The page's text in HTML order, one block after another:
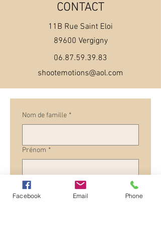
CONTACT
11B Rue Saint Eloi
89600 Vergigny
06.87.59.39.83
shootemotions@aol.com
Nom de famille *
Prénom *
E‑mail
Facebook Email Phone